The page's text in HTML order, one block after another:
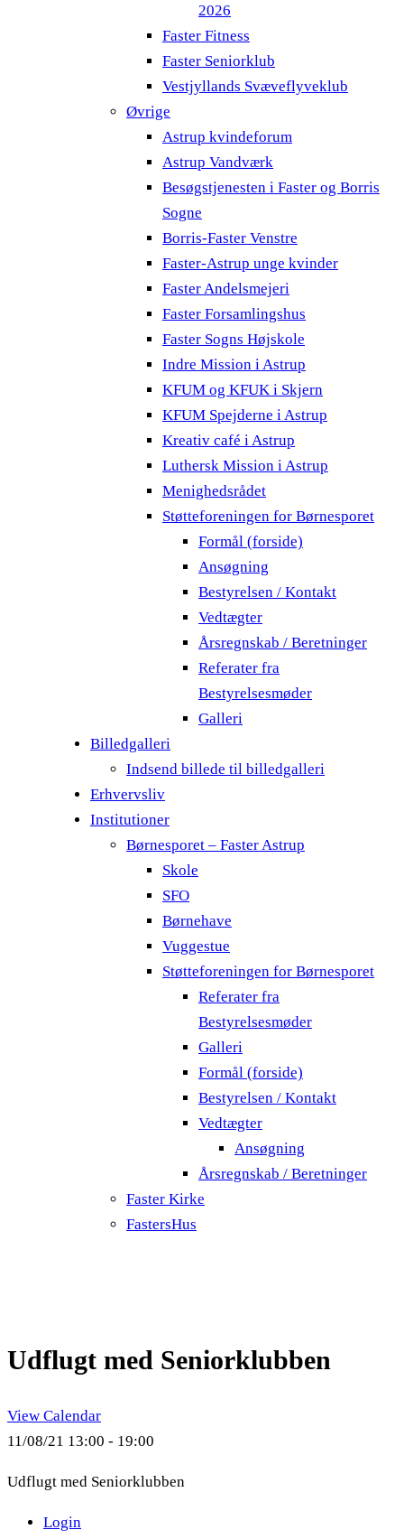
2026
Faster Fitness
Faster Seniorklub
Vestjyllands Svæveflyveklub
Øvrige
Astrup kvindeforum
Astrup Vandværk
Besøgstjenesten i Faster og Borris
Sogne
Borris-Faster Venstre
Faster-Astrup unge kvinder
Faster Andelsmejeri
Faster Forsamlingshus
Faster Sogns Højskole
Indre Mission i Astrup
KFUM og KFUK i Skjern
KFUM Spejderne i Astrup
Kreativ café i Astrup
Luthersk Mission i Astrup
Menighedsrådet
Støtteforeningen for Børnesporet
Formål (forside)
Ansøgning
Bestyrelsen / Kontakt
Vedtægter
Årsregnskab / Beretninger
Referater fra
Bestyrelsesmøder
Galleri
Billedgalleri
Indsend billede til billedgalleri
Erhvervsliv
Institutioner
Børnesporet – Faster Astrup
Skole
SFO
Børnehave
Vuggestue
Støtteforeningen for Børnesporet
Referater fra
Bestyrelsesmøder
Galleri
Formål (forside)
Bestyrelsen / Kontakt
Vedtægter
Ansøgning
Årsregnskab / Beretninger
Faster Kirke
FastersHus
Udflugt med Seniorklubben
View Calendar
11/08/21 13:00 - 19:00
Udflugt med Seniorklubben
Login